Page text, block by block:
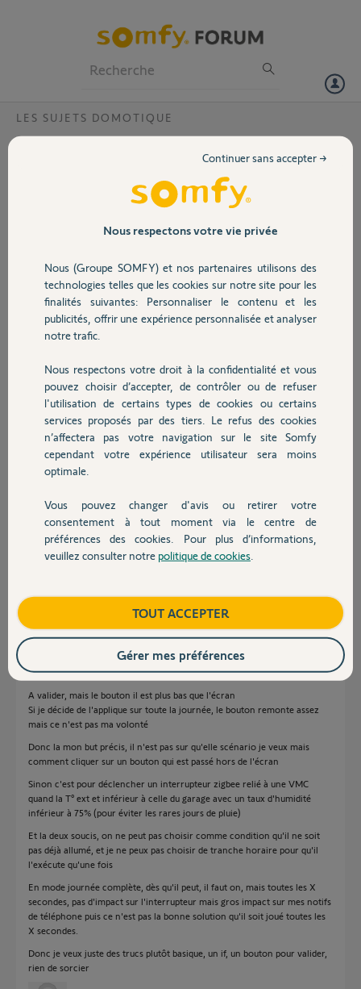
Volet
Sécurité
Domotique
Chauffage
Autres produits
Devis avec un pro
Contact
LES SUJETS DOMOTIQUE
Application tahoma hs sur s24
La plupart des écrans sont cassé. On ne voit pas
Quand les boutons sont là, la moindre actions
Téléphone : samsung s24
Réseau : fibre ou 5g
Kevin C.
il y a 12 mois
Participer au fil de discussion
Réponses
Bonjour
A valider, mais le bouton il est plus bas que l'écran
Si je décide de l'applique sur toute la journée, le bouton remonte assez
mais ce n'est pas ma volonté
Donc la mon but précis, il n'est pas sur qu'elle scénario je veux mais
comment cliquer sur un bouton qui est passé hors de l'écran
Sinon c'est pour déclencher un interrupteur zigbee relié à une VMC
quand la T° ext et inférieur à celle du garage avec un taux d'humidité
inférieur à 75% (pour éviter les rares jours de pluie)
Et la deux soucis, on ne peut pas choisir comme condition qu'il ne soit
pas déjà allumé, et je ne peux pas choisir de tranche horaire pour qu'il
l'exécute qu'une fois
En mode journée complète, dès qu'il peut, il faut on, mais toutes les X
secondes, pas d'impact sur l'interrupteur mais gros impact sur mes notifs
de téléphone puis ce n'est pas la bonne solution qu'il soit joué toutes les
X secondes.
Donc je veux juste des trucs plutôt basique, un if, un bouton pour valider,
rien de sorcier
Nous respectons votre vie privée
Nous (Groupe SOMFY) et nos partenaires utilisons des
technologies telles que les cookies sur notre site pour les
finalités suivantes: Personnaliser le contenu et les
publicités, offrir une expérience personnalisée et analyser
notre trafic.
Nous respectons votre droit à la confidentialité et vous
pouvez choisir d’accepter, de contrôler ou de refuser
l'utilisation de certains types de cookies ou certains
services proposés par des tiers. Le refus des cookies
n’affectera pas votre navigation sur le site Somfy
cependant votre expérience utilisateur sera moins
optimale.
Vous pouvez changer d'avis ou retirer votre
consentement à tout moment via le centre de
préférences des cookies. Pour plus d’informations,
veuillez consulter notre politique de cookies
Continuer sans accepter →
TOUT ACCEPTER
Gérer mes préférences